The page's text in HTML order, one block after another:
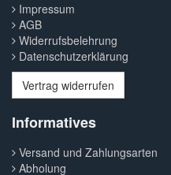
Impressum
AGB
Widerrufsbelehrung
Datenschutzerklärung
Vertrag widerrufen
Informatives
Versand und Zahlungsarten
Abholung